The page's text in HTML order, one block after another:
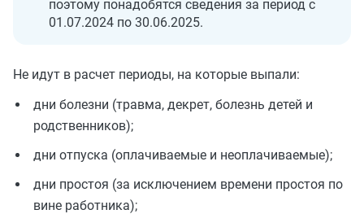
поэтому понадобятся сведения за период с
01.07.2024 по 30.06.2025.
Не идут в расчет периоды, на которые выпали:
дни болезни (травма, декрет, болезнь детей и
родственников);
дни отпуска (оплачиваемые и неоплачиваемые);
дни простоя (за исключением времени простоя по
вине работника);